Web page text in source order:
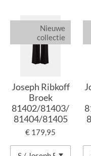
Nieuwe
collectie
Joseph Ribkoff
Broek
81402/81403/
81404/81405
€ 179,95